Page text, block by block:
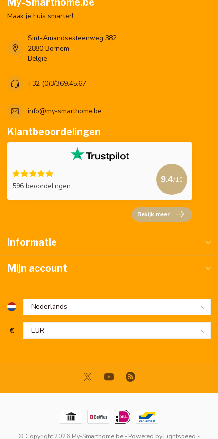
Maak je huis smarter!
Sint-Amandsesteenweg 382
2880 Bornem
België
+32 (0)3/369.45.67
info@my-smarthome.be
Klantbeoordelingen
596 beoordelingen
9.4/10
Bekijk meer
Informatie
Mijn account
€
© Copyright 2026 My-Smarthome.be - Powered by Lightspeed -